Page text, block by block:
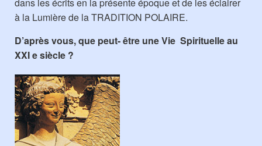
à la Lumière de la TRADITION POLAIRE.
D’après vous, que peut- être une Vie Spirituelle au
XXI e siècle ?